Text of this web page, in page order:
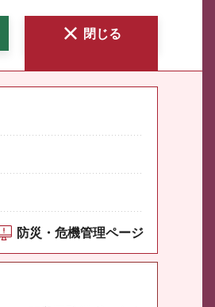
閉じる
防災・危機管理ページ